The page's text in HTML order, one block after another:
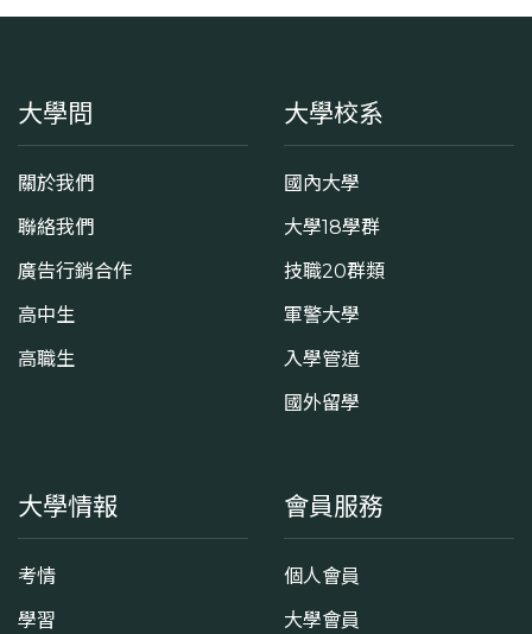
大學問
關於我們
聯絡我們
廣告行銷合作
高中生
高職生
大學校系
國內大學
大學18學群
技職20群類
軍警大學
入學管道
國外留學
大學情報
考情
學習
會員服務
個人會員
大學會員